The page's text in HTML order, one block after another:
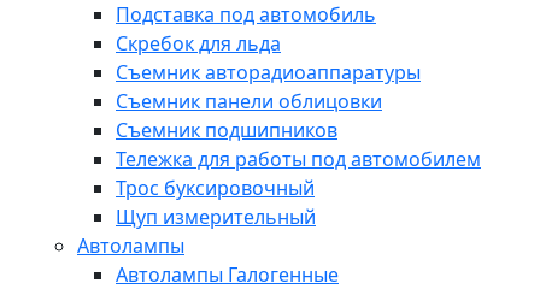
Подставка под автомобиль
Скребок для льда
Съемник авторадиоаппаратуры
Съемник панели облицовки
Съемник подшипников
Тележка для работы под автомобилем
Трос буксировочный
Щуп измерительный
Автолампы
Автолампы Галогенные